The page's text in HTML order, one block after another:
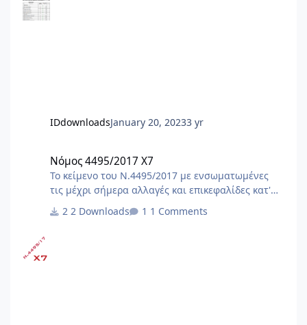
IDdownloadsJanuary 20, 20233 yr
Νόμος 4495/2017 X7
Το κείμενο του Ν.4495/2017 με ενσωματωμένες
τις μέχρι σήμερα αλλαγές και επικεφαλίδες κατ'
63Α/1.5.2024)[Α1] [Α1]Αλλαγές και προσθήκες με
2 Downloads 1 Comments